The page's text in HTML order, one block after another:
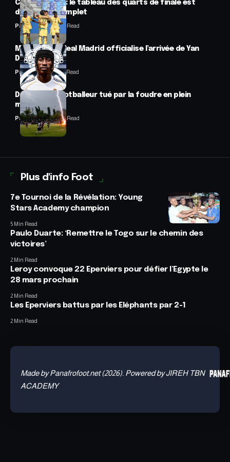
CAN féminine : le tableau des quarts de finale est
désormais complet
Panafrofoot2 Min Read
Mercato : Le Real Madrid officialise l’arrivée de Yan
Diomandé
Panafrofoot1 Min Read
Drame : un footballeur tué par la foudre en plein
match
Panafrofoot2 Min Read
Plus d'info Foot
7e Tournoi de la Révélation: Young
Stars Academy champion
5 Min Read
Paulo Duarte: ‘Remettre le Togo sur le chemin des
victoires’
2 Min Read
Leroy convoque 22 Eperviers pour défier l’Egypte le
28 mars prochain
2 Min Read
Les Eperviers battus par les Eléphants par 2-1
2 Min Read
Made by Panafrofoot.net (2026). Powered by JIREH TBN
ACADEMY